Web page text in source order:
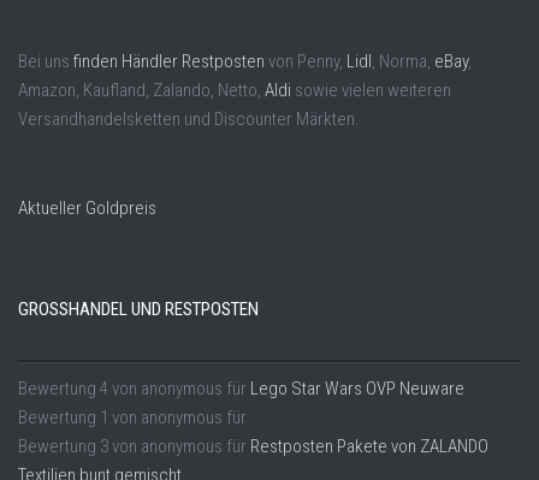
Bei uns finden Händler Restposten von Penny, Lidl , Norma, eBay,
Amazon, Kaufland, Zalando, Netto, Aldi sowie vielen weiteren
Versandhandelsketten und Discounter Märkten.
Aktueller Goldpreis
GROSSHANDEL UND RESTPOSTEN
Bewertung 4 von anonymous für Lego Star Wars OVP Neuware
Bewertung 1 von anonymous für
Bewertung 3von anonymous für Restposten Pakete von ZALANDO
Textilien bunt gemischt